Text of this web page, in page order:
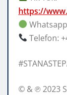
https://
Telefon:
© & ℗ 2023